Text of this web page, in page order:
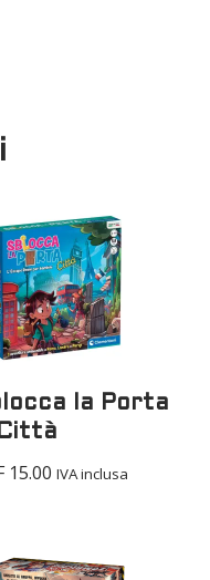
la Porta
15.00 IVA inclusa